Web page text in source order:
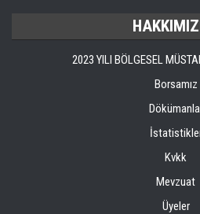
2023 YILI BÖLGESEL
Borsamız
Kvkk
Mevzuat
Üyeler